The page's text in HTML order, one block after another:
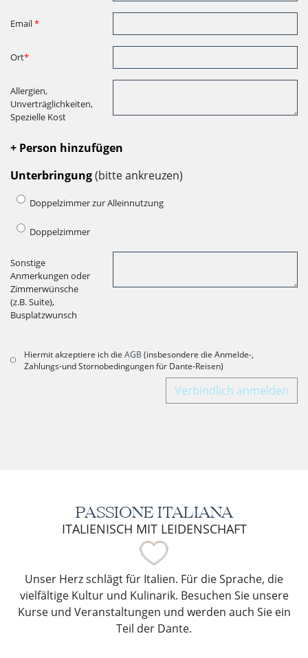
Email*
Ort*
Allergien,
Unverträglichkeiten,
Spezielle Kost
+ Person hinzufügen
Unterbringung(bitte ankreuzen)
Doppelzimmer zur Alleinnutzung
Doppelzimmer
Sonstige
Anmerkungen oder
Zimmerwünsche
(z.B. Suite),
Busplatzwunsch
Hiermit akzeptiere ich die AGB (insbesondere die Anmelde-,
Zahlungs-und Stornobedingungen für Dante-Reisen)
Verbindlich anmelden
PASSIONE ITALIANA
ITALIENISCH MIT LEIDENSCHAFT
Unser Herz schlägt für Italien. Für die Sprache, die
vielfältige Kultur und Kulinarik. Besuchen Sie unsere
Kurse und Veranstaltungen und werden auch Sie ein
Teil der Dante.